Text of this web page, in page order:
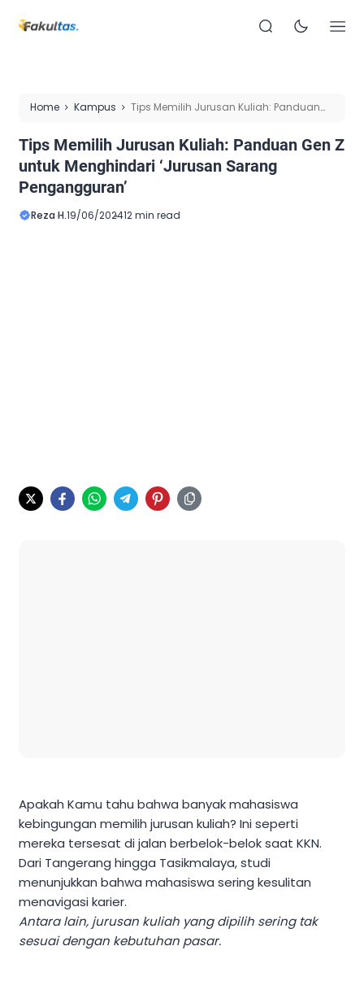
Home Kampus
Tips Memilih Jurusan Kuliah: Panduan
Tips Memilih Jurusan Kuliah: Panduan Gen Z
untuk Menghindari ‘Jurusan Sarang
Pengangguran’
Reza H.19/06/202412 min read
Apakah Kamu tahu bahwa banyak mahasiswa
kebingungan memilih jurusan kuliah? Ini seperti
mereka tersesat di jalan berbelok-belok saat KKN.
Dari Tangerang hingga Tasikmalaya, studi
menunjukkan bahwa mahasiswa sering kesulitan
menavigasi karier.
Antara lain, jurusan kuliah yang dipilih sering tak
sesuai dengan kebutuhan pasar.